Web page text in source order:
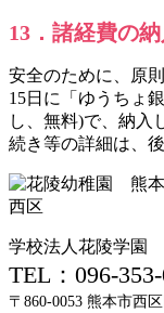
13．諸経費の
安全のために、原
15日に「ゆうちょ
し、無料)で、納入
続き等の詳細は、
学校法人花陵学園
TEL：096-
〒860-0053 熊本市西